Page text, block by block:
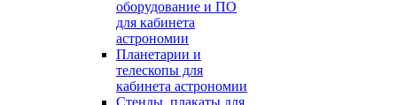
оборудование и ПО
для кабинета
астрономии
Планетарии и
телескопы для
кабинета астрономии
Стенды, плакаты для